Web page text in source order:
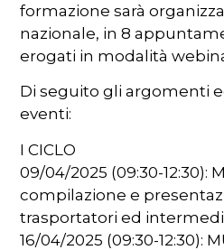
formazione sarà
nazionale, in 8
erogati in modalità
Di seguito gli argomenti
eventi:
I CICLO
09/04/2025 (09:30-12:30):
compilazione e
trasportatori ed
16/04/2025 (09:30-12:30):